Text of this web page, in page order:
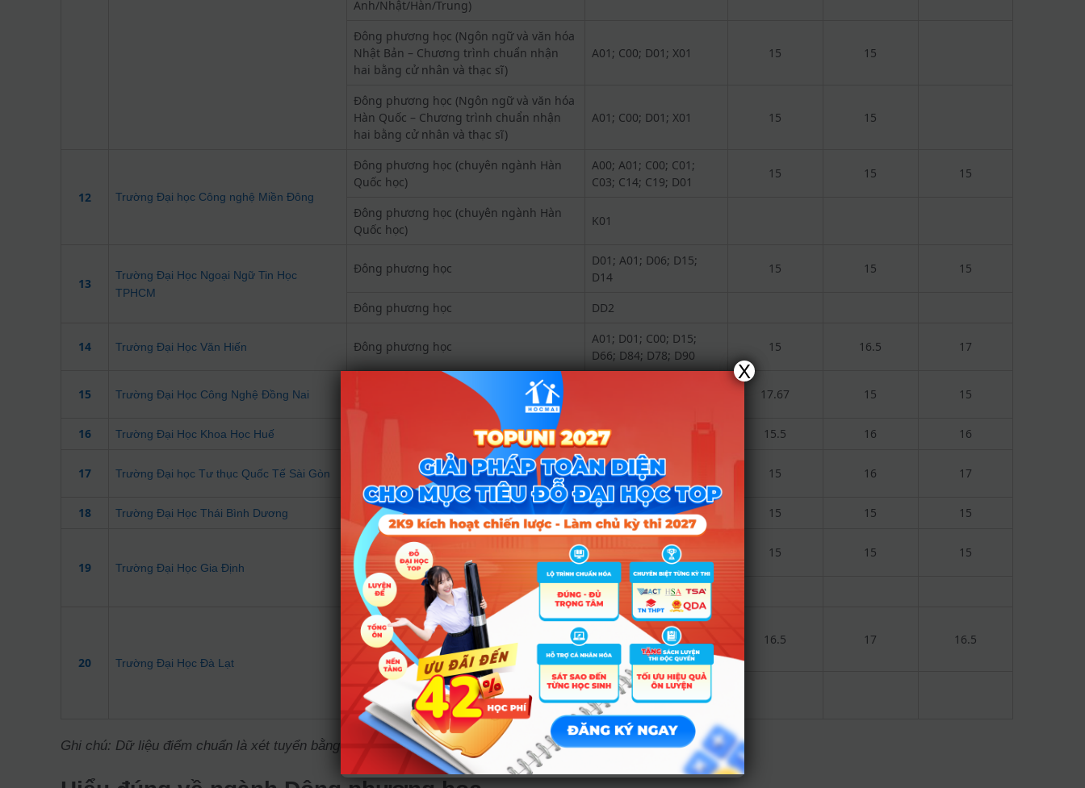
Anh/Nhật/Hàn/Trung)
Đông phương học (Ngôn ngữ và văn hóa
Nhật Bản – Chương trình chuẩn nhận
hai bằng cử nhân và thạc sĩ)
A01; C00; D01; X01 15 15
Đông phương học (Ngôn ngữ và văn hóa
Hàn Quốc – Chương trình chuẩn nhận
hai bằng cử nhân và thạc sĩ)
A01; C00; D01; X01 15 15
12 Trường Đại học Công nghệ Miền Đông
Đông phương học (chuyên ngành Hàn
Quốc học)
A00; A01; C00; C01;
C03; C14; C19; D01
15 15 15
Đông phương học (chuyên ngành Hàn
Quốc học)
K01
13
Trường Đại Học Ngoại Ngữ Tin Học
TPHCM
Đông phương học
D01; A01; D06; D15;
D14
15 15 15
Đông phương học DD2
14 Trường Đại Học Văn Hiến Đông phương học
A01; D01; C00; D15;
D66; D84; D78; D90
15 16.5 17
15 Trường Đại Học Công Nghệ Đồng Nai 17.67 15 15
16 Trường Đại Học Khoa Học Huế C00; C19; D01; D14; X70 15.5 16 16
17 Trường Đại học Tư thục Quốc Tế Sài Gòn Đông phương học
C00; D01; D14; D15;
D63; D65
15 16 17
18 Trường Đại Học Thái Bình Dương Đông phương học C00; C14; C19; C20 15 15 15
19 Trường Đại Học Gia Định
Đông phương học
A00; A01; C00; C01;
C03; C14; D01
15 15 15
Đông phương học K01
20 Trường Đại Học Đà Lạt
Đông phương học (Hàn Quốc học, Nhật
Bản học)
D01; C03; C04; X02; X01;
D15; X79; X78; C00; X71;
X70; X75; X74; Y07
16.5 17 16.5
Đông phương học (Hàn Quốc học, Nhật
Bản học)
B03; D14; D13; C12;
C13; X67; X66
Ghi chú: Dữ liệu điểm chuẩn là xét tuyển bằng phương thức tốt nghiệp THPT
X